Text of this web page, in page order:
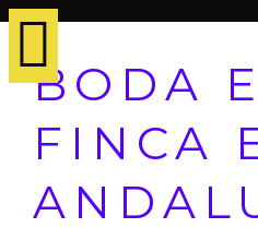
BODA
FINCA